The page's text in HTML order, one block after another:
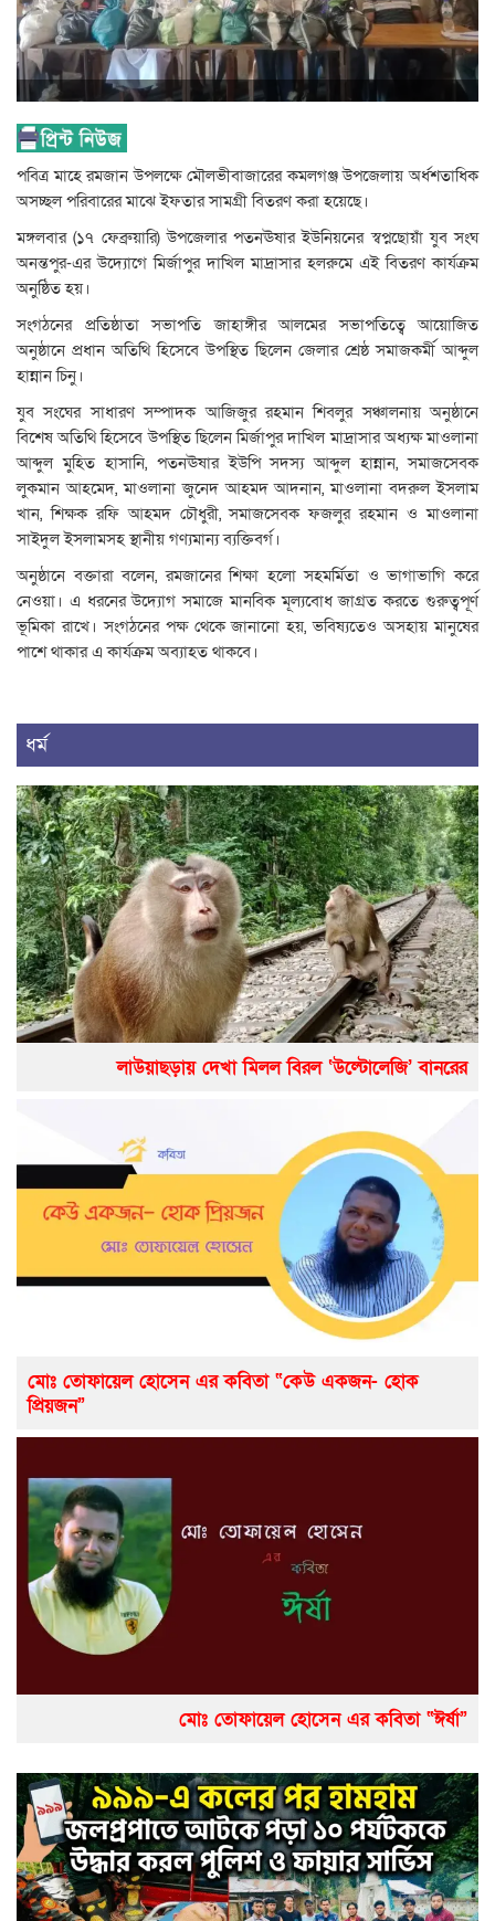
পবিত্র মাহে রমজান উপলক্ষে মৌলভীবাজারের কমলগঞ্জ উপজেলায় অর্ধশতাধিক
অসচ্ছল পরিবারের মাঝে ইফতার সামগ্রী বিতরণ করা হয়েছে।
মঙ্গলবার (১৭ ফেব্রুয়ারি) উপজেলার পতনঊষার ইউনিয়নের স্বপ্নছোয়াঁ যুব সংঘ
অনন্তপুর-এর উদ্যোগে মির্জাপুর দাখিল মাদ্রাসার হলরুমে এই বিতরণ কার্যক্রম
অনুষ্ঠিত হয়।
সংগঠনের প্রতিষ্ঠাতা সভাপতি জাহাঙ্গীর আলমের সভাপতিত্বে আয়োজিত
অনুষ্ঠানে প্রধান অতিথি হিসেবে উপস্থিত ছিলেন জেলার শ্রেষ্ঠ সমাজকর্মী আব্দুল
হান্নান চিনু।
যুব সংঘের সাধারণ সম্পাদক আজিজুর রহমান শিবলুর সঞ্চালনায় অনুষ্ঠানে
বিশেষ অতিথি হিসেবে উপস্থিত ছিলেন মির্জাপুর দাখিল মাদ্রাসার অধ্যক্ষ মাওলানা
আব্দুল মুহিত হাসানি, পতনঊষার ইউপি সদস্য আব্দুল হান্নান, সমাজসেবক
লুকমান আহমেদ, মাওলানা জুনেদ আহমদ আদনান, মাওলানা বদরুল ইসলাম
খান, শিক্ষক রফি আহমদ চৌধুরী, সমাজসেবক ফজলুর রহমান ও মাওলানা
সাইদুল ইসলামসহ স্থানীয় গণ্যমান্য ব্যক্তিবর্গ।
অনুষ্ঠানে বক্তারা বলেন, রমজানের শিক্ষা হলো সহমর্মিতা ও ভাগাভাগি করে
নেওয়া। এ ধরনের উদ্যোগ সমাজে মানবিক মূল্যবোধ জাগ্রত করতে গুরুত্বপূর্ণ
ভূমিকা রাখে। সংগঠনের পক্ষ থেকে জানানো হয়, ভবিষ্যতেও অসহায় মানুষের
পাশে থাকার এ কার্যক্রম অব্যাহত থাকবে।
ধর্ম
লাউয়াছড়ায় দেখা মিলল বিরল ‘উল্টোলেজি’ বানরের
মোঃ তোফায়েল হোসেন এর কবিতা “কেউ একজন- হোক
প্রিয়জন”
মোঃ তোফায়েল হোসেন এর কবিতা “ঈর্ষা”